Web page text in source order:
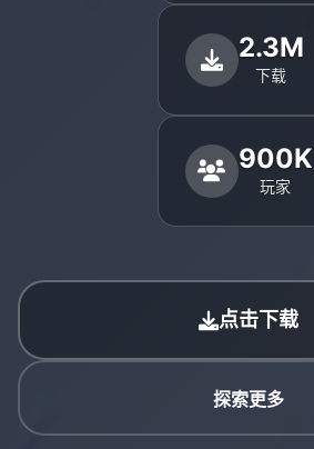
2.3M
下载
900K
玩家
点击下载
探索更多